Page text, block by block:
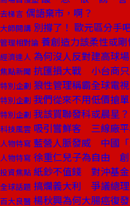
去梯言 偶語棄市，啊？
大師開講 別撐了！ 歐元區分手
管理相對論 養創造力該柔性或剛
經濟達人 為何沒人反對建高球場
焦點新聞 抗匯損大戰 小台商
特別企劃 狼性管理稱霸全球電
特別企劃 我們從來不用低價搶單
特別企劃 我該買聯發科或晨星？
科技風雲 吸引嘗鮮客 三線廠
人物特寫 藍營人脈發威 中國
人物特寫 徐重仁兒子為自由
投資焦點 紙鈔不值錢 對沖基金
全球話題 搞爛義大利 爭議總
百大良醫 楊秋興為何大腸癌復發